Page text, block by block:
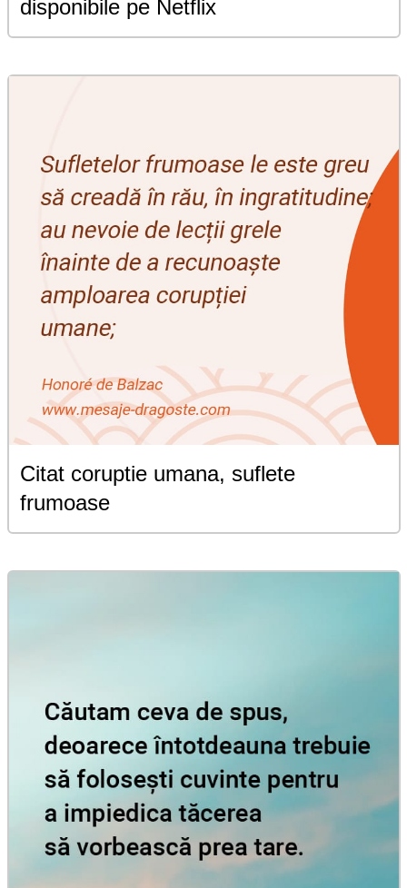
disponibile pe Netflix
Citat coruptie umana, suflete
frumoase